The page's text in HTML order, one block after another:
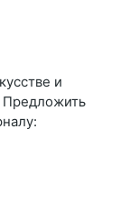
и
Предложить